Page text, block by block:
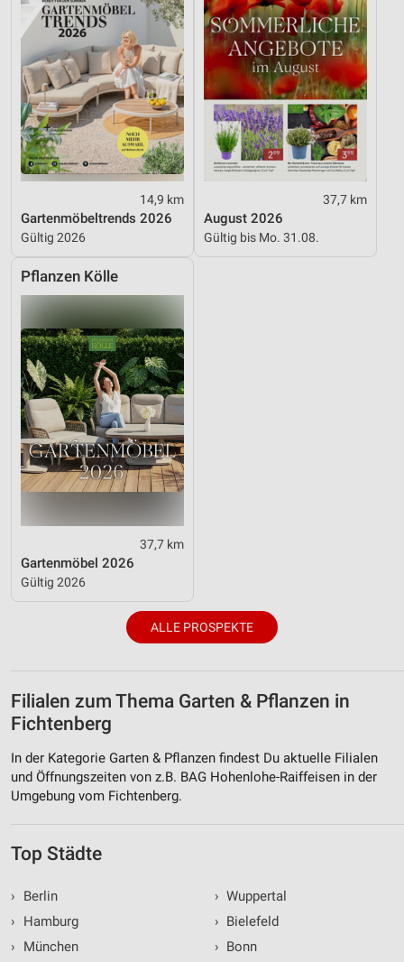
14,9 km
Gartenmöbeltrends 2026
Gültig 2026
37,7 km
August 2026
Gültig bis Mo. 31.08.
Pflanzen Kölle
37,7 km
Gartenmöbel 2026
Gültig 2026
ALLE PROSPEKTE
Filialen zum Thema Garten & Pflanzen in
Fichtenberg
In der Kategorie Garten & Pflanzen findest Du aktuelle Filialen
und Öffnungszeiten von z.B. BAG Hohenlohe-Raiffeisen in der
Umgebung vom Fichtenberg.
Top Städte
›
Berlin
›
Hamburg
›
München
› Wuppertal
› Bielefeld
› Bonn
Funktional
Werbung